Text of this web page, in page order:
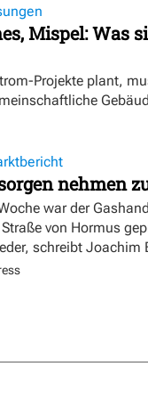
Mispel: Was
Projekte plant,
nehmen
war der
von Hormus
schreibt Joachim